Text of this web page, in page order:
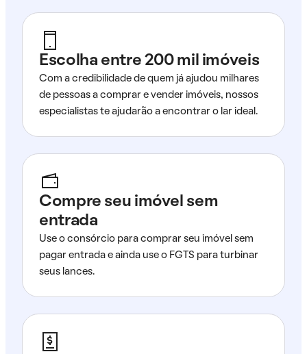
Escolha entre 200 mil imóveis
Com a credibilidade de quem já ajudou milhares
de pessoas a comprar e vender imóveis, nossos
especialistas te ajudarão a encontrar o lar ideal.
Compre seu imóvel sem
entrada
Use o consórcio para comprar seu imóvel sem
pagar entrada e ainda use o FGTS para turbinar
seus lances.